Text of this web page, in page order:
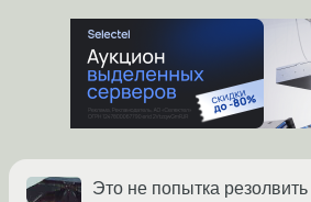
Это не попытка